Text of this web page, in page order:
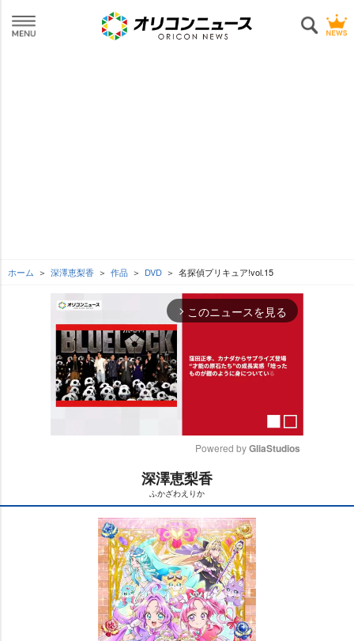
ホーム 深澤恵梨香 作品 DVD 名探偵プリキュア!vol.15
arrow_forward_ios このニュースを見る
t
e
Powered by GliaStudios
深澤恵梨香
ふかざわえりか